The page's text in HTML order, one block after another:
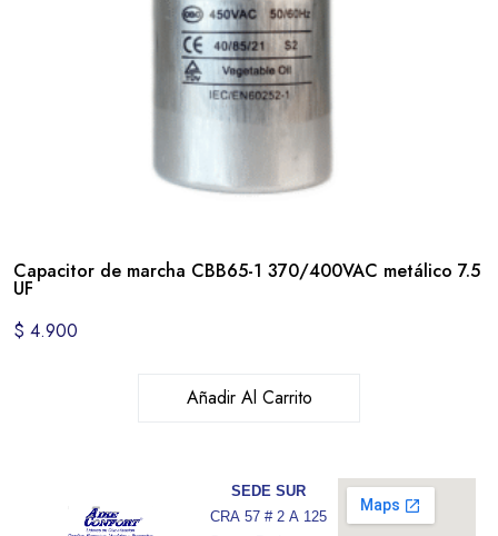
Capacitor de marcha CBB65-1 370/400VAC metálico 7.5
UF
$ 4.900
Añadir Al Carrito
SEDE SUR
CRA 57 # 2 A 125